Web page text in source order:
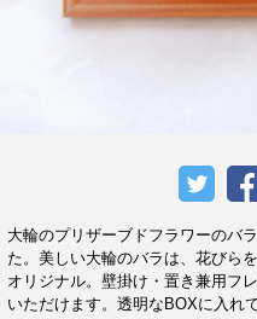
大輪のプリザーブドフラワーのバ
た。美しい大輪のバラは、花びら
オリジナル。壁掛け・置き兼用フ
いただけます。透明なBOXに入れ